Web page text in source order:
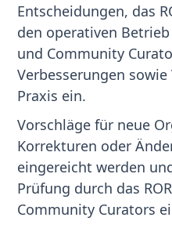
Entscheidungen, das
den operativen
und Community
Verbesserungen
Praxis ein.
Vorschläge für neue
Korrekturen oder
eingereicht werden
Prüfung durch das
Community Curators